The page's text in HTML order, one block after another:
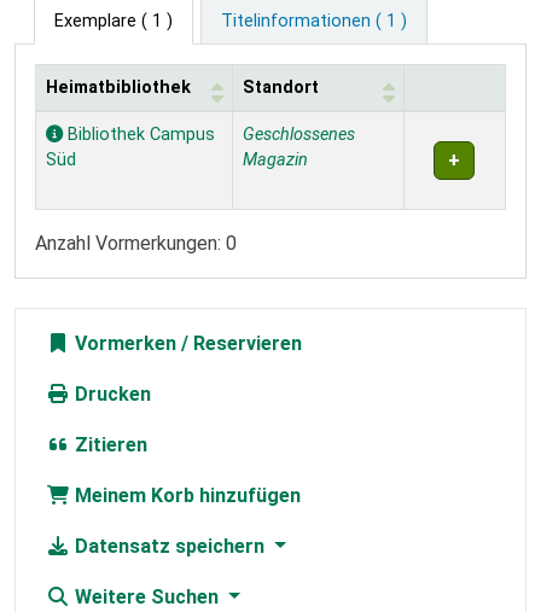
Exemplare ( 1 ) Titelinformationen ( 1 )
Exemplare
Heimatbibliothek Standort
Bibliothek Campus
Süd
Geschlossenes
Magazin
Anzahl Vormerkungen: 0
Vormerken
Drucken
Zitieren
Meinem Korb hinzufügen
Datensatz speichern
Weitere Suchen